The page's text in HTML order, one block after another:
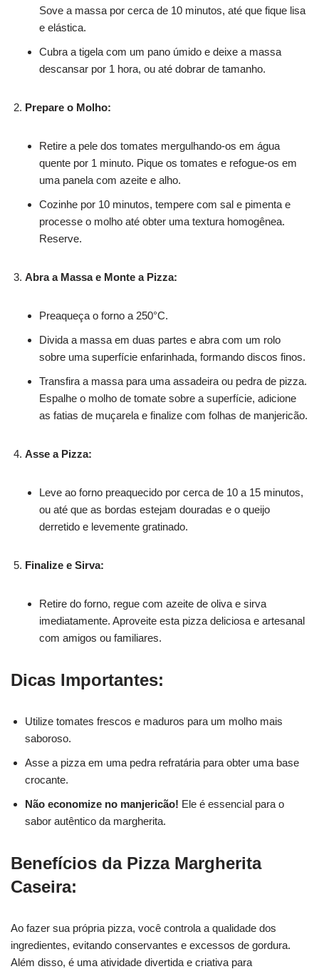
Sove a massa por cerca de 10 minutos, até que fique lisa
e elástica.
Cubra a tigela com um pano úmido e deixe a massa
descansar por 1 hora, ou até dobrar de tamanho.
Prepare o Molho:
Retire a pele dos tomates mergulhando-os em água
quente por 1 minuto. Pique os tomates e refogue-os em
uma panela com azeite e alho.
Cozinhe por 10 minutos, tempere com sal e pimenta e
processe o molho até obter uma textura homogênea.
Reserve.
Abra a Massa e Monte a Pizza:
Preaqueça o forno a 250°C.
Divida a massa em duas partes e abra com um rolo
sobre uma superfície enfarinhada, formando discos finos.
Transfira a massa para uma assadeira ou pedra de pizza.
Espalhe o molho de tomate sobre a superfície, adicione
as fatias de muçarela e finalize com folhas de manjericão.
Asse a Pizza:
Leve ao forno preaquecido por cerca de 10 a 15 minutos,
ou até que as bordas estejam douradas e o queijo
derretido e levemente gratinado.
Finalize e Sirva:
Retire do forno, regue com azeite de oliva e sirva
imediatamente. Aproveite esta pizza deliciosa e artesanal
com amigos ou familiares.
Dicas Importantes:
Utilize tomates frescos e maduros para um molho mais
saboroso.
Asse a pizza em uma pedra refratária para obter uma base
crocante.
Não economize no manjericão! Ele é essencial para o
sabor autêntico da margherita.
Benefícios da Pizza Margherita
Caseira:
Ao fazer sua própria pizza, você controla a qualidade dos
ingredientes, evitando conservantes e excessos de gordura.
Além disso, é uma atividade divertida e criativa para